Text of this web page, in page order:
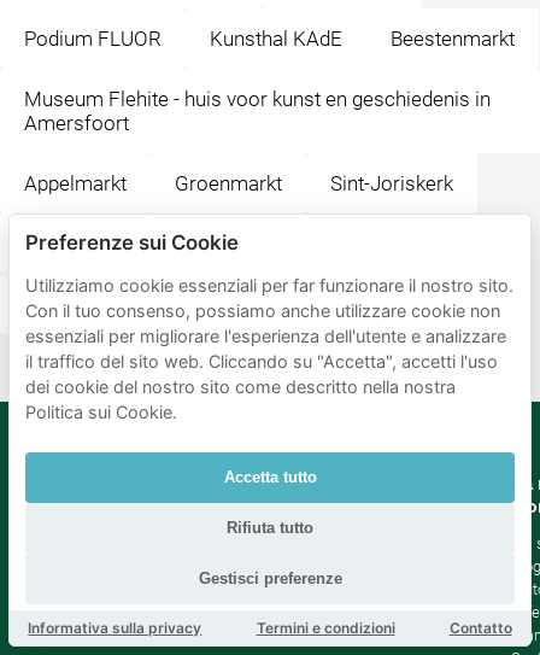
Podium FLUOR Kunsthal KAdE Beestenmarkt
Museum Flehite - huis voor kunst en geschiedenis in
Amersfoort
Appelmarkt Groenmarkt Sint-Joriskerk
Alberts Habibi
Observant MADONNA | deli - bar - restaurant
Mobypark
B.V.
Olandese
Blog
Preferenze sui Cookie
Utilizziamo cookie essenziali per far funzionare il nostro sito.
Con il tuo consenso, possiamo anche utilizzare cookie non
essenziali per migliorare l'esperienza dell'utente e analizzare
il traffico del sito web. Cliccando su "Accetta", accetti l'uso
dei cookie del nostro sito come descritto nella nostra
Politica sui Cookie.
Accetta tutto
Rifiuta tutto
Gestisci preferenze
Informativa sulla privacy Termini e condizioni Contatto